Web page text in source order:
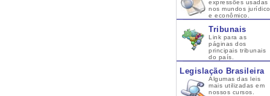
expressões usadas
nos mundos jurídico
e econômico.
Tribunais
Link para as
páginas dos
principais tribunais
do país.
Legislação Brasileira
Algumas das leis
mais utilizadas em
nossos cursos.